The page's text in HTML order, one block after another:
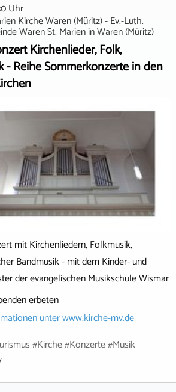
Uhr
Kirche Waren (Müritz) - Ev.-Luth.
Waren St. MarieninWaren (Müritz)
Kirchenlieder, Folk,
- Reihe Sommerkonzerte in den
mit Kirchenliedern, Folkmusik,
Bandmusik - mit dem Kinder- und
der evangelischen Musikschule Wismar
erbeten
unterwww.kirche-mv.de
#Kirche #Konzerte #Musik